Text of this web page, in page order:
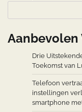
Aanbevolen
Drie
Toekomst van
Telefoon
instellingen
smartphone